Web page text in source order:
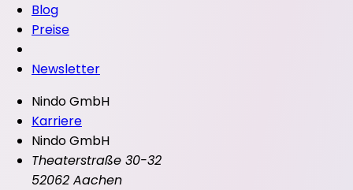
Blog
Preise
Newsletter
Nindo GmbH
Karriere
Nindo GmbH
Theaterstraße 30-32
52062 Aachen